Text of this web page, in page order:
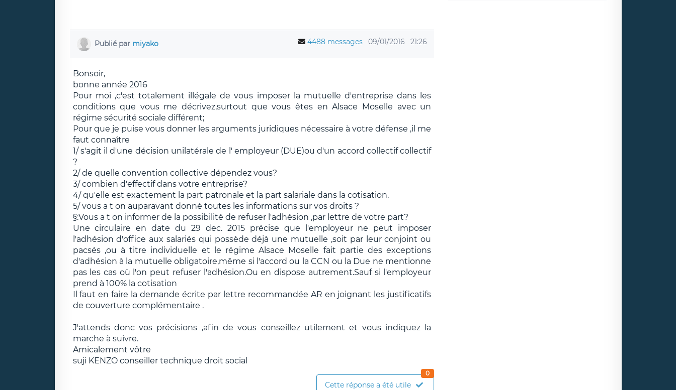
Publié par miyako 4488 messages 09/01/2016 21:26
Bonsoir,
bonne année 2016
Pour moi ,c'est totalement illégale de vous imposer la mutuelle d'entreprise dans les
conditions que vous me décrivez,surtout que vous êtes en Alsace Moselle avec un
régime sécurité sociale différent;
Pour que je puise vous donner les arguments juridiques nécessaire à votre défense ,il me
faut connaître
1/ s'agit il d'une décision unilatérale de l' employeur (DUE)ou d'un accord collectif collectif
?
2/ de quelle convention collective dépendez vous?
3/ combien d'effectif dans votre entreprise?
4/ qu'elle est exactement la part patronale et la part salariale dans la cotisation.
5/ vous a t on auparavant donné toutes les informations sur vos droits ?
§:Vous a t on informer de la possibilité de refuser l'adhésion ,par lettre de votre part?
Une circulaire en date du 29 dec. 2015 précise que l'employeur ne peut imposer
l'adhésion d'office aux salariés qui possède déjà une mutuelle ,soit par leur conjoint ou
pacsés ,ou à titre individuelle et le régime Alsace Moselle fait partie des exceptions
d'adhésion à la mutuelle obligatoire,même si l'accord ou la CCN ou la Due ne mentionne
pas les cas où l'on peut refuser l'adhésion.Ou en dispose autrement.Sauf si l'employeur
prend à 100% la cotisation
Il faut en faire la demande écrite par lettre recommandée AR en joignant les justificatifs
de couverture complémentaire .
J'attends donc vos précisions ,afin de vous conseillez utilement et vous indiquez la
marche à suivre.
Amicalement vôtre
suji KENZO conseiller technique droit social
Cette réponse a été utile
0